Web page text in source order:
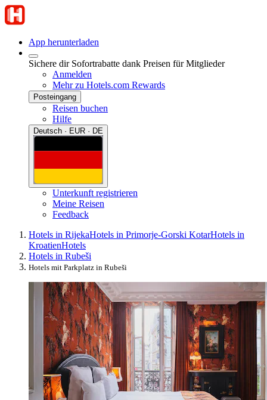
App herunterladen
Sichere dir Sofortrabatte dank Preisen für Mitglieder
Anmelden
Mehr zu Hotels.com Rewards
Posteingang
Reisen buchen
Hilfe
Deutsch · EUR · DE
Unterkunft registrieren
Meine Reisen
Feedback
Hotels in RijekaHotels in Primorje-Gorski KotarHotels in
KroatienHotels
Hotels in Rubeši
Hotels mit Parkplatz in Rubeši